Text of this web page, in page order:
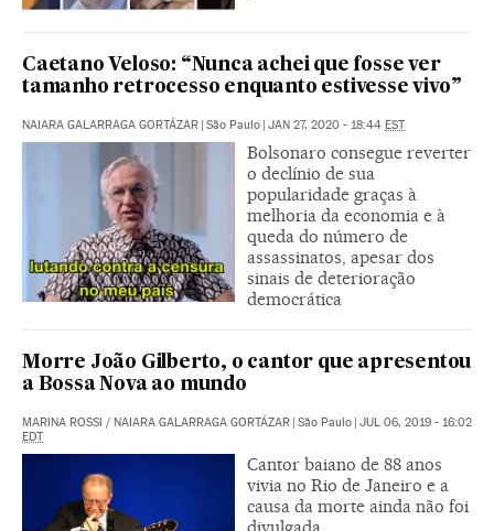
Caetano Veloso: “Nunca achei que fosse ver
tamanho retrocesso enquanto estivesse vivo”
NAIARA GALARRAGA GORTÁZAR | São Paulo | JAN 27, 2020 - 18:44 EST
Bolsonaro consegue reverter
o declínio de sua
popularidade graças à
melhoria da economia e à
queda do número de
assassinatos, apesar dos
sinais de deterioração
democrática
Morre João Gilberto, o cantor que apresentou
a Bossa Nova ao mundo
MARINA ROSSI / NAIARA GALARRAGA GORTÁZAR | São Paulo | JUL 06, 2019 - 16:02
EDT
Cantor baiano de 88 anos
vivia no Rio de Janeiro e a
causa da morte ainda não foi